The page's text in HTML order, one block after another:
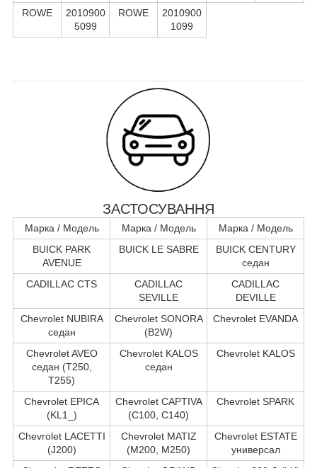
ROWE
2010900
5099
ROWE
2010900
1099
ЗАСТОСУВАННЯ
Марка / Модель Марка / Модель
Марка / Модель
BUICK PARK
AVENUE
BUICK LE SABRE
BUICK CENTURY
седан
CADILLAC CTS
CADILLAC
SEVILLE
CADILLAC
DEVILLE
Chevrolet NUBIRA
седан
Chevrolet SONORA
(B2W)
Chevrolet EVANDA
Chevrolet AVEO
седан (T250,
T255)
Chevrolet KALOS
седан
Chevrolet KALOS
Chevrolet EPICA
(KL1_)
Chevrolet CAPTIVA
(C100, C140)
Chevrolet SPARK
Chevrolet LACETTI
(J200)
Chevrolet MATIZ
(M200, M250)
Chevrolet ESTATE
универсал